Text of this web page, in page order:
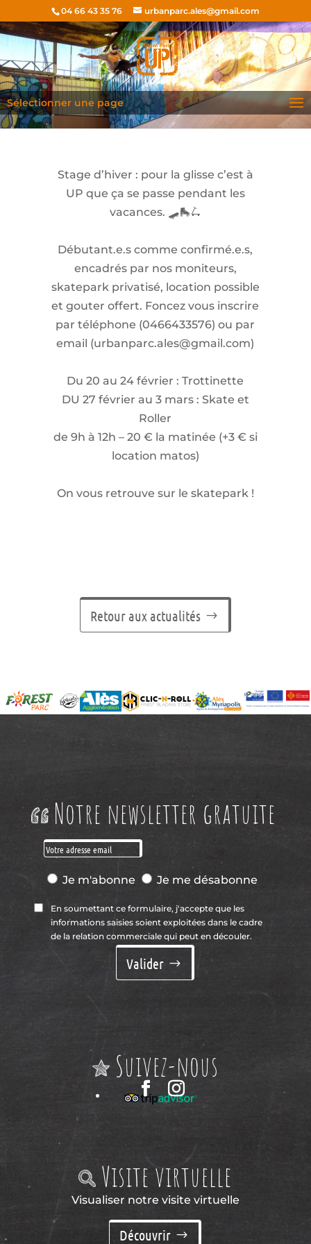
04 66 43 35 76 urbanparc.ales@gmail.com
Sélectionner une page
Stage d’hiver : pour la glisse c’est à
UP que ça se passe pendant les
vacances. 🛹🛼🛴
Débutant.e.s comme confirmé.e.s,
encadrés par nos moniteurs,
skatepark privatisé, location possible
et gouter offert. Foncez vous inscrire
par téléphone (0466433576) ou par
email (urbanparc.ales@gmail.com)
Du 20 au 24 février : Trottinette
DU 27 février au 3 mars : Skate et
Roller
de 9h à 12h – 20 € la matinée (+3 € si
location matos)
On vous retrouve sur le skatepark !
Retour aux actualités
Notre newsletter gratuite
Je m'abonne Je me désabonne
En soumettant ce formulaire, j'accepte que les
informations saisies soient exploitées dans le cadre
de la relation commerciale qui peut en découler.
Valider
Suivez-nous
Visite virtuelle
Visualiser notre visite virtuelle
Découvrir